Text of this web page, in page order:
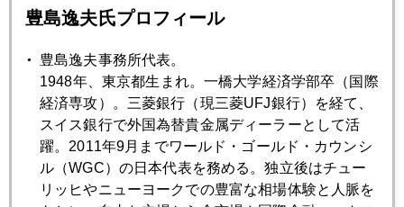
セミナーの質問に答える パート２
2008年05月26日
セミナーでの質問に答える
2008年05月23日
原油と金の市場データの実態
豊島逸夫氏プロフィール
豊島逸夫事務所代表。
1948年、東京都生まれ。一橋大学経済学部卒（国際
経済専攻）。三菱銀行（現三菱UFJ銀行）を経て、
スイス銀行で外国為替貴金属ディーラーとして活
躍。2011年9月までワールド・ゴールド・カウンシ
ル（WGC）の日本代表を務める。独立後はチュー
リッヒやニューヨークでの豊富な相場体験と人脈を